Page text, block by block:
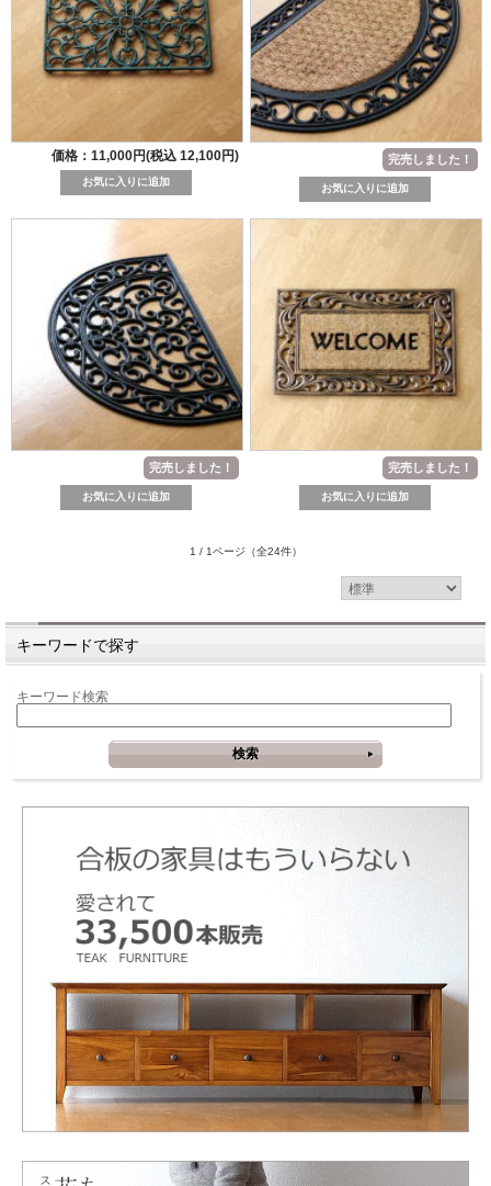
価格：11,000円(税込 12,100円) 完売しました！
完売しました！ 完売しました！
1 / 1ページ （全24件）
キーワードで探す
キーワード検索